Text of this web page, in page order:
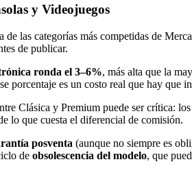
y Videojuegos
de las categorías más competidas de
de publicar.
ronda el 3–6%, más alta que la
porcentaje es un costo real que hay que
Clásica y Premium puede ser crítica:
lo que cuesta el diferencial de comisión.
posventa (aunque no siempre es
de obsolescencia del modelo, que